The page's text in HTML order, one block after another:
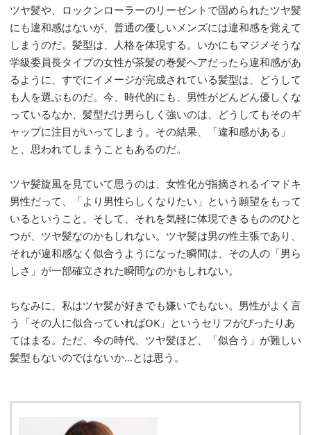
ツヤ髪や、ロックンローラーのリーゼントで固められたツヤ髪
にも違和感はないが、普通の優しいメンズには違和感を覚えて
しまうのだ。髪型は、人格を体現する。いかにもマジメそうな
学級委員長タイプの女性が茶髪の巻髪ヘアだったら違和感があ
るように、すでにイメージが完成されている髪型は、どうして
も人を選ぶものだ。今、時代的にも、男性がどんどん優しくな
っているなか、髪型だけ男らしく強いのは、どうしてもそのギ
ャップに注目がいってしまう。その結果、「違和感がある」
と、思われてしまうこともあるのだ。
ツヤ髪旋風を見ていて思うのは、女性化が指摘されるイマドキ
男性だって、「より男性らしくなりたい」という願望をもって
いるということ。そして、それを気軽に体現できるもののひと
つが、ツヤ髪なのかもしれない。ツヤ髪は男の性主張であり、
それが違和感なく似合うようになった瞬間は、その人の「男ら
しさ」が一部確立された瞬間なのかもしれない。
ちなみに、私はツヤ髪が好きでも嫌いでもない。男性がよく言
う「その人に似合っていればOK」というセリフがぴったりあ
てはまる。ただ、今の時代、ツヤ髪ほど、「似合う」が難しい
髪型もないのではないか…とは思う。